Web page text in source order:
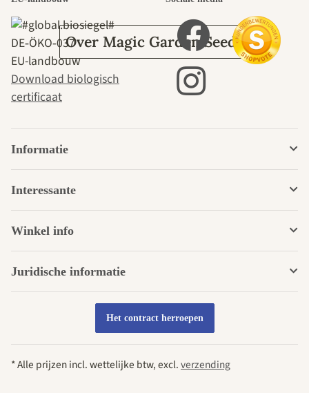
Over Magic Garden Seeds
DE‑ÖKO‑037
EU-landbouw
Download biologisch
certificaat
Informatie
Interessante
Winkel info
Juridische informatie
Het contract herroepen
* Alle prijzen incl. wettelijke btw, excl.verzending